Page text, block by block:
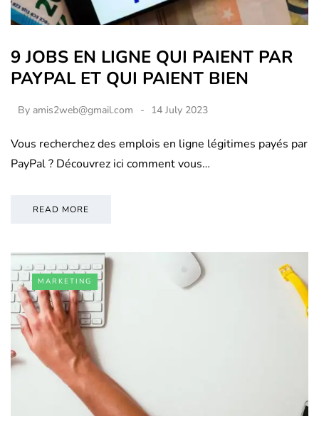
9 JOBS EN LIGNE QUI PAIENT PAR
PAYPAL ET QUI PAIENT BIEN
By amis2web@gmail.com 14 July 2023
Vous recherchez des emplois en ligne légitimes payés par
PayPal ? Découvrez ici comment vous…
READ MORE
MARKETING